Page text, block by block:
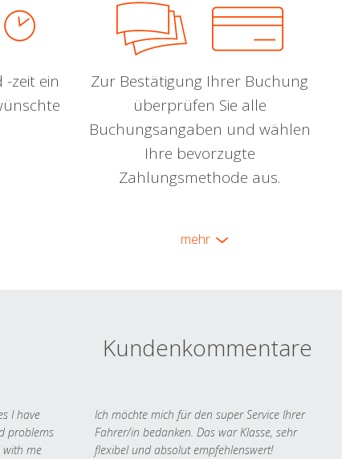
zeit ein
Zur Bestätigung Ihrer Buchung
überprüfen Sie alle
Buchungsangaben und wählen
Ihre bevorzugte
Zahlungsmethode aus.
mehr
Kundenkommentare
I have
problems
with me
Ich möchte mich für den super Service Ihrer
Fahrer/in bedanken. Das war Klasse, sehr
flexibel und absolut empfehlenswert!